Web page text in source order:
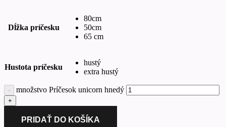
Dĺžka príčesku
80cm
50cm
65 cm
Hustota príčesku
hustý
extra hustý
množstvo Príčesok unicorn hnedý
PRIDAŤ DO KOŠÍKA